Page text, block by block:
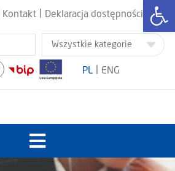
Kontakt Deklaracja dostępności
PL ENG